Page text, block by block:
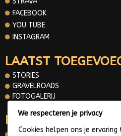
FACEBOOK
YOU TUBE
INSTAGRAM
LAATST
STORIES
GRAVELROADS
FOTOGALERIJ
INFORMATIE
We respecteren je privacy
Cookies helpen ons je